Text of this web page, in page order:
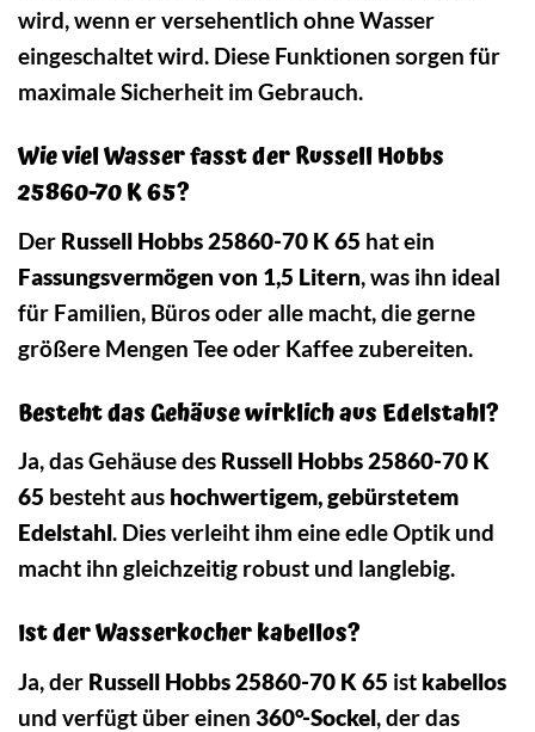
wird, wenn er versehentlich ohne Wasser
eingeschaltet wird. Diese Funktionen sorgen für
maximale Sicherheit im Gebrauch.
Wie viel Wasser fasst der Russell Hobbs
25860-70 K 65?
Der Russell Hobbs 25860-70 K 65 hat ein
Fassungsvermögen von 1,5 Litern, was ihn ideal
für Familien, Büros oder alle macht, die gerne
größere Mengen Tee oder Kaffee zubereiten.
Besteht das Gehäuse wirklich aus Edelstahl?
Ja, das Gehäuse des Russell Hobbs 25860-70 K
65 besteht aus hochwertigem, gebürstetem
Edelstahl. Dies verleiht ihm eine edle Optik und
macht ihn gleichzeitig robust und langlebig.
Ist der Wasserkocher kabellos?
Ja, der Russell Hobbs 25860-70 K 65 ist kabellos
und verfügt über einen 360°-Sockel, der das